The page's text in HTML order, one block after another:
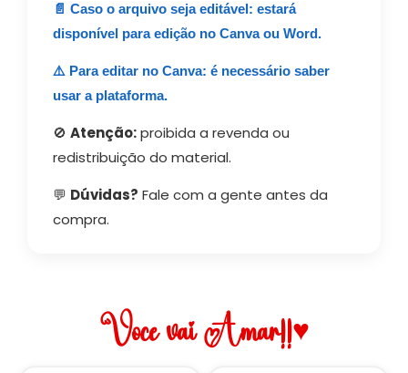
📄 Caso o arquivo seja editável: estará
disponível para edição no Canva ou Word.
⚠️ Para editar no Canva: é necessário saber
usar a plataforma.
🚫 Atenção:proibida a revenda ou
redistribuição do material.
💬 Dúvidas? Fale com a gente antes da
compra.
Você vai Amar!!♥